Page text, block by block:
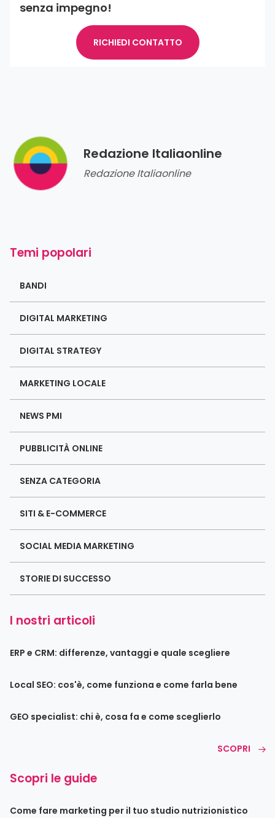
senza impegno!
RICHIEDI CONTATTO
Redazione Italiaonline
Redazione Italiaonline
Temi popolari
BANDI
DIGITAL MARKETING
DIGITAL STRATEGY
MARKETING LOCALE
NEWS PMI
PUBBLICITÀ ONLINE
SENZA CATEGORIA
SITI & E-COMMERCE
SOCIAL MEDIA MARKETING
STORIE DI SUCCESSO
I nostri articoli
ERP e CRM: differenze, vantaggi e quale scegliere
Local SEO: cos'è, come funziona e come farla bene
GEO specialist: chi è, cosa fa e come sceglierlo
SCOPRI
Scopri le guide
Come fare marketing per il tuo studio nutrizionistico